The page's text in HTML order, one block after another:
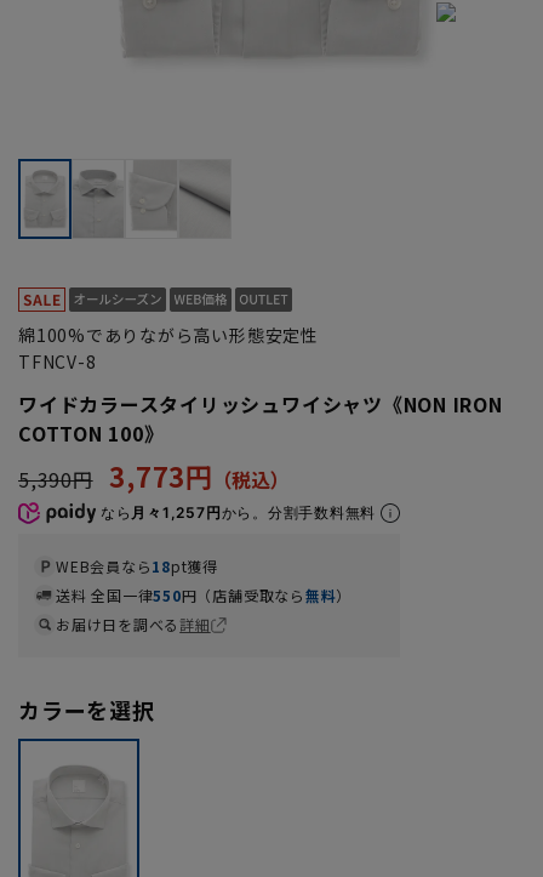
綿100%でありながら高い形態安定性
TFNCV-8
ワイドカラースタイリッシュワイシャツ《NON IRON
COTTON 100》
5,390円 3,773円
なら 月々1,257円から。分割手数料無料
WEB会員なら18pt獲得
送料 全国一律550円（店舗受取なら無料）
お届け日を調べる詳細
カラーを選択